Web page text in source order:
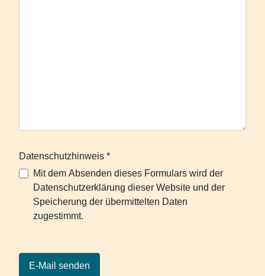
Datenschutzhinweis *
Datenschutzhinweis
Mit dem Absenden dieses Formulars wird der
Datenschutzerklärung dieser Website und der
Speicherung der übermittelten Daten
zugestimmt.
E-Mail senden